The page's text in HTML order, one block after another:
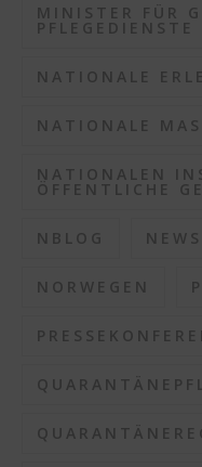
MINISTER FÜR
PFLEGEDIENSTE
NATIONALE
NATIONALE
NATIONALEN
ÖFFENTLICHE
NBLOG NEWS
NORWEGEN